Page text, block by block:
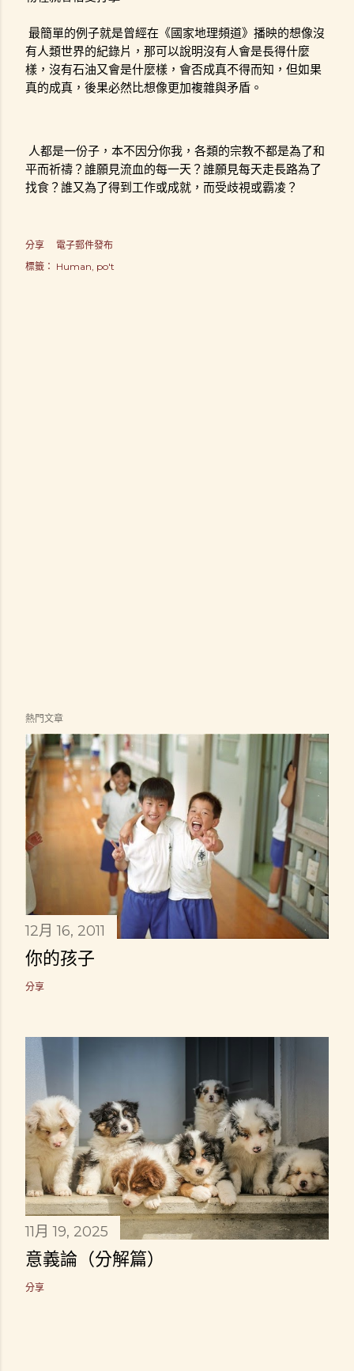
最簡單的例子就是曾經在《國家地理頻道》播映的想像沒
有人類世界的紀錄片，那可以說明沒有人會是長得什麼
樣，沒有石油又會是什麼樣，會否成真不得而知，但如果
真的成真，後果必然比想像更加複雜與矛盾。
人都是一份子，本不因分你我，各類的宗教不都是為了和
平而祈禱？誰願見流血的每一天？誰願見每天走長路為了
找食？誰又為了得到工作或成就，而受歧視或霸凌？
分享
電子郵件發布
標籤： Human po't
熱門文章
12月 16, 2011
你的孩子
分享
11月 19, 2025
意義論（分解篇）
分享